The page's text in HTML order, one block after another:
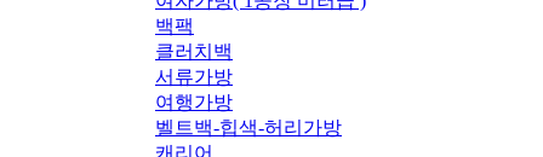
백팩
클러치백
서류가방
여행가방
벨트백-힙색-허리가방